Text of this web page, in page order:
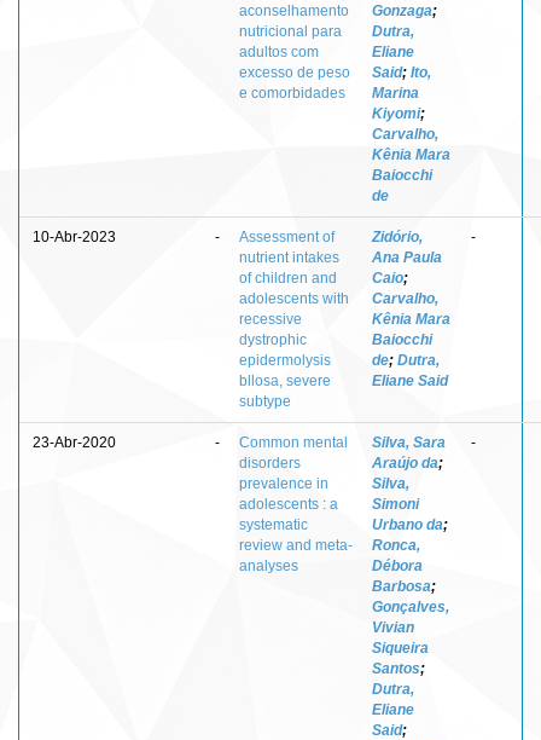
aconselhamento
nutricional para
adultos com
excesso de peso
e comorbidades
Gonzaga;
Dutra,
Eliane
Said; Ito,
Marina
Kiyomi;
Carvalho,
Kênia Mara
Baiocchi
de
10-Abr-2023 -
Assessment of
nutrient intakes
of children and
adolescents with
recessive
dystrophic
epidermolysis
bllosa, severe
subtype
Zidório,
Ana Paula
Caio;
Carvalho,
Kênia Mara
Baiocchi
de; Dutra,
Eliane Said
-
23-Abr-2020 -
Common mental
disorders
prevalence in
adolescents : a
systematic
review and meta-
analyses
Silva, Sara
Araújo da;
Silva,
Simoni
Urbano da;
Ronca,
Débora
Barbosa;
Gonçalves,
Vivian
Siqueira
Santos;
Dutra,
Eliane
Said;
-